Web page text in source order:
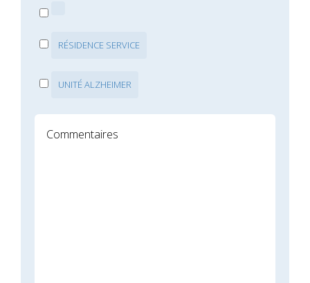
RÉSIDENCE SERVICE
UNITÉ ALZHEIMER